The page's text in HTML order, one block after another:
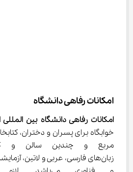
امکانات رفاهی دانشگاه
امکانات رفاهی دانشگاه بین
زبان‌های فارسی، عربی و لاتین،